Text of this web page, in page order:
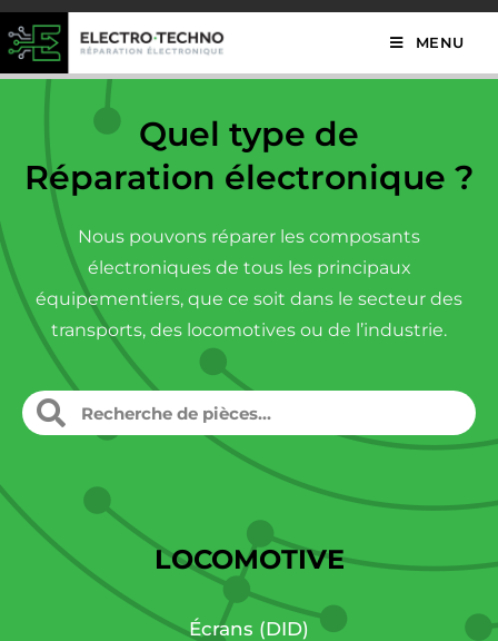
MENU
Quel type de
Réparation électronique ?
Nous pouvons réparer les composants
électroniques de tous les principaux
équipementiers, que ce soit dans le secteur des
transports, des locomotives ou de l’industrie.
LOCOMOTIVE
Écrans (DID)